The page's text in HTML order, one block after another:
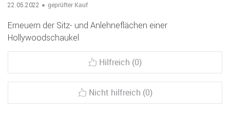
22.05.2022 geprüfter Kauf
Erneuern der Sitz- und Anlehneflächen einer
Hollywoodschaukel
Hilfreich (0)
Nicht hilfreich (0)